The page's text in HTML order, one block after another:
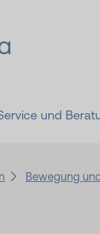
und
Bewegung